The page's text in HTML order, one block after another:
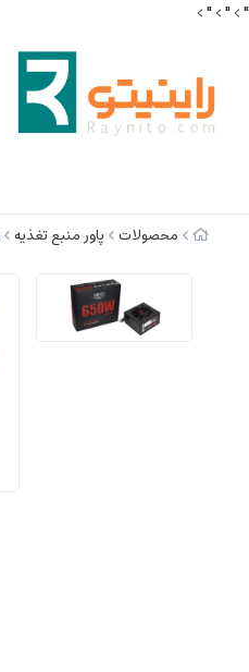
" >
" >
" >
محصولات پاور منبع تغذیه